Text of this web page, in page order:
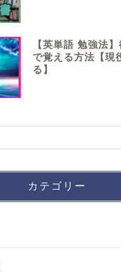
【英単語 勉強法
で覚える方法【現
る】
カテゴリー